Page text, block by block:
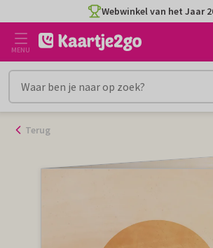
naar
inhoud
Webwinkel van het Jaar
MENU
Terug